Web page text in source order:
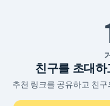
친구를 초대
추천 링크를 공유하고 친